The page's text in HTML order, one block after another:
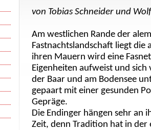
von Tobias Schneider und
Am westlichen Rande der
Fastnachtslandschaft liegt die
ihren Mauern wird eine
Eigenheiten aufweist und
der Baar und am Bodensee
gepaart mit einer gesunden
Gepräge.
Die Endinger hängen sehr an
Zeit, denn Tradition hat in